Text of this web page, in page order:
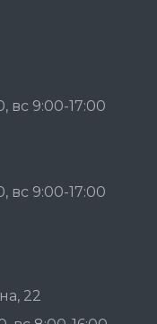
вс 9:00-17:00
вс 9:00-17:00
22